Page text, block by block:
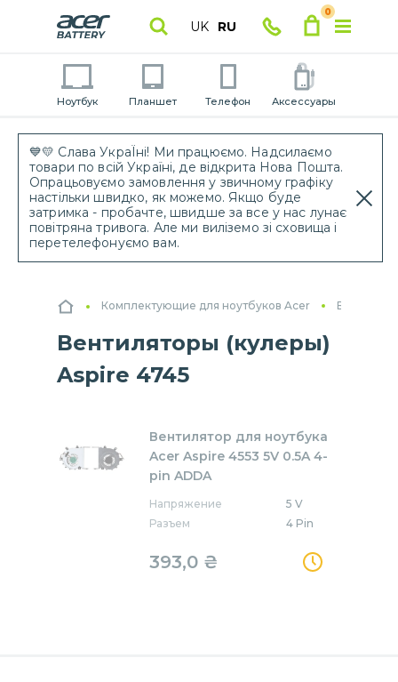
💙💛 Слава УкраЇні! Ми працюємо. Надсилаємо
товари по всій Україні, де відкрита Нова Пошта.
Опрацьовуємо замовлення у звичному графіку
настільки швидко, як можемо. Якщо буде
затримка - пробачте, швидше за все у нас лунає
повітряна тривога. Але ми виліземо зі сховища і
перетелефонуємо вам.
UK RU
0
Ноутбук Планшет Телефон Аксессуары
Комплектующие для ноутбуков Acer
Вентиляторы (кулеры)
Aspire 4745
Вентилятор для ноутбука
Acer Aspire 4553 5V 0.5A 4-
pin ADDA
Напряжение
5 V
Разъем
4 Pin
393,0 ₴